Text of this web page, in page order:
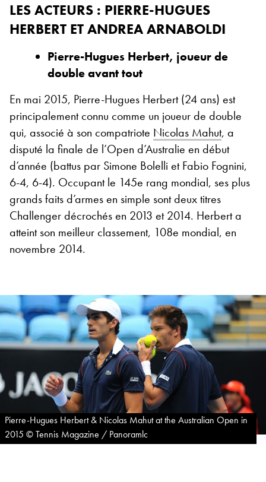
LES ACTEURS : PIERRE-HUGUES
HERBERT ET ANDREA ARNABOLDI
Pierre-Hugues Herbert, joueur de
double avant tout
En mai 2015, Pierre-Hugues Herbert (24 ans) est
principalement connu comme un joueur de double
qui, associé à son compatriote Nicolas Mahut, a
disputé la finale de l’Open d’Australie en début
d’année (battus par Simone Bolelli et Fabio Fognini,
6-4, 6-4). Occupant le 145e rang mondial, ses plus
grands faits d’armes en simple sont deux titres
Challenger décrochés en 2013 et 2014. Herbert a
atteint son meilleur classement, 108e mondial, en
novembre 2014.
Pierre-Hugues Herbert & Nicolas Mahut at the Australian Open in
2015 © Tennis Magazine / Panoramlc